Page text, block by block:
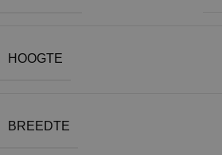
HOOGTE
BREEDTE